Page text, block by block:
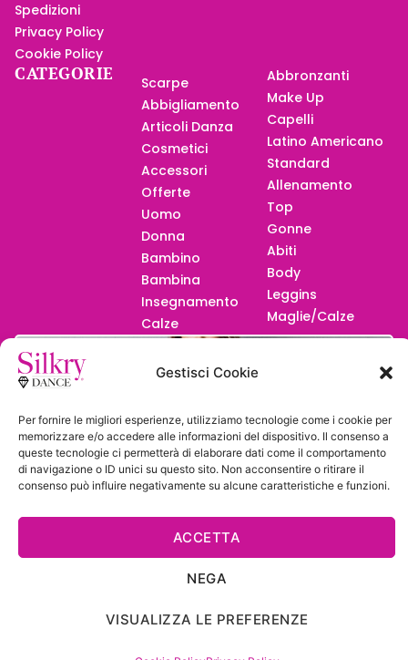
Gestisci Cookie
Per fornire le migliori esperienze, utilizziamo tecnologie come i cookie per
memorizzare e/o accedere alle informazioni del dispositivo. Il consenso a
queste tecnologie ci permetterà di elaborare dati come il comportamento
di navigazione o ID unici su questo sito. Non acconsentire o ritirare il
consenso può influire negativamente su alcune caratteristiche e funzioni.
ACCETTA
NEGA
VISUALIZZA LE PREFERENZE
Spedizioni
Privacy Policy
Cookie Policy
CATEGORIE
Scarpe
Abbigliamento
Articoli Danza
Cosmetici
Accessori
Offerte
Uomo
Donna
Bambino
Bambina
Insegnamento
Calze
Abbronzanti
Make Up
Capelli
Latino Americano
Standard
Allenamento
Top
Gonne
Abiti
Body
Leggins
Maglie/Calze
Diventa
Rivenditore